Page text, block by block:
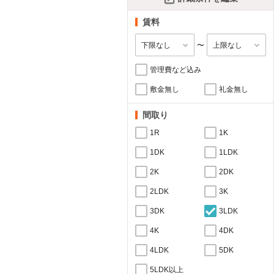
賃料
〜
管理費など込み
敷金無し 礼金無し
間取り
1R 1K
1DK 1LDK
2K 2DK
2LDK 3K
3DK 3LDK
4K 4DK
4LDK 5DK
5LDK以上